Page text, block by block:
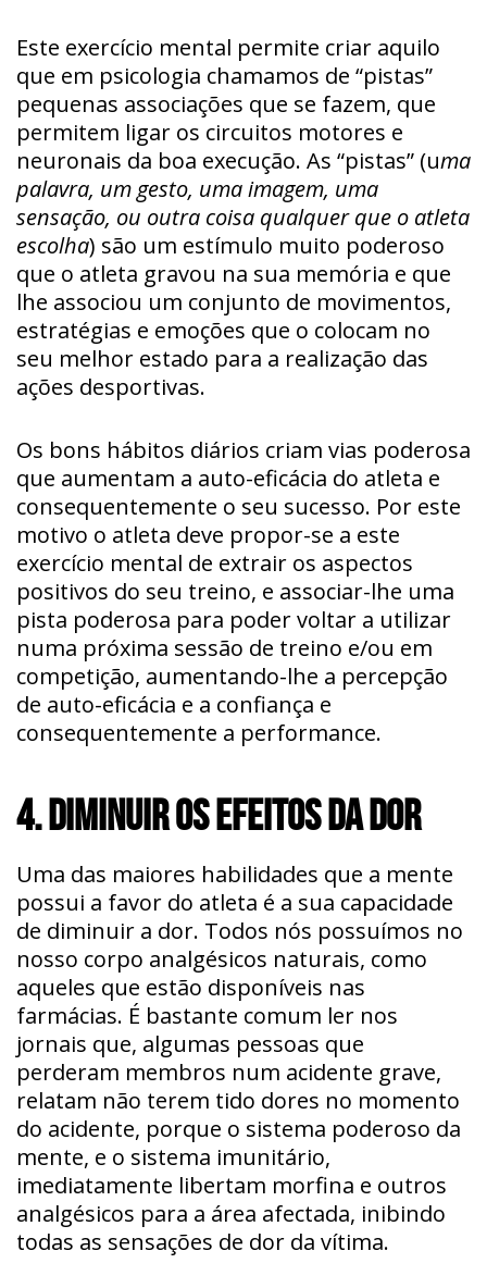
Este exercício mental permite criar aquilo
que em psicologia chamamos de “pistas”
pequenas associações que se fazem, que
permitem ligar os circuitos motores e
neuronais da boa execução. As “pistas” (uma
palavra, um gesto, uma imagem, uma
sensação, ou outra coisa qualquer que o atleta
escolha) são um estímulo muito poderoso
que o atleta gravou na sua memória e que
lhe associou um conjunto de movimentos,
estratégias e emoções que o colocam no
seu melhor estado para a realização das
ações desportivas.
Os bons hábitos diários criam vias poderosa
que aumentam a auto-eficácia do atleta e
consequentemente o seu sucesso. Por este
motivo o atleta deve propor-se a este
exercício mental de extrair os aspectos
positivos do seu treino, e associar-lhe uma
pista poderosa para poder voltar a utilizar
numa próxima sessão de treino e/ou em
competição, aumentando-lhe a percepção
de auto-eficácia e a confiança e
consequentemente a performance.
4. DIMINUIR OS EFEITOS DA DOR
Uma das maiores habilidades que a mente
possui a favor do atleta é a sua capacidade
de diminuir a dor. Todos nós possuímos no
nosso corpo analgésicos naturais, como
aqueles que estão disponíveis nas
farmácias. É bastante comum ler nos
jornais que, algumas pessoas que
perderam membros num acidente grave,
relatam não terem tido dores no momento
do acidente, porque o sistema poderoso da
mente, e o sistema imunitário,
imediatamente libertam morfina e outros
analgésicos para a área afectada, inibindo
todas as sensações de dor da vítima.